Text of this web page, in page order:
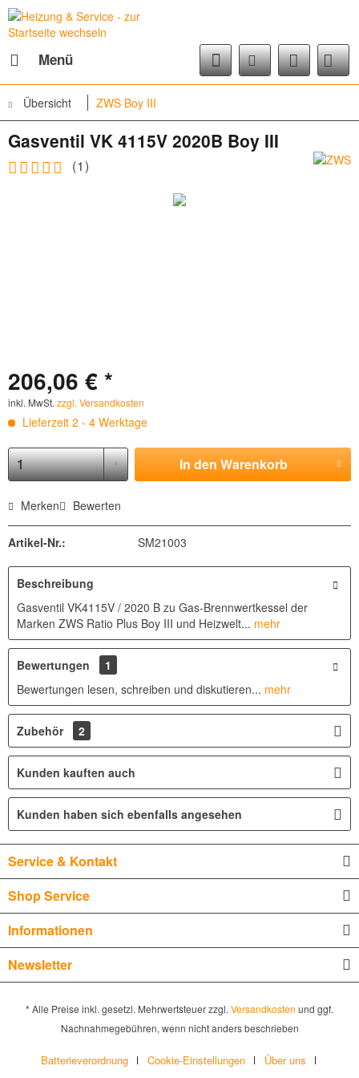
Menü
Übersicht ZWS Boy III
Gasventil VK 4115V 2020B Boy III
(1)
206,06 € *
inkl. MwSt. zzgl. Versandkosten
Lieferzeit 2 - 4 Werktage
In denWarenkorb
Merken Bewerten
Artikel-Nr.: SM21003
Beschreibung
Gasventil VK4115V / 2020 B zu Gas-Brennwertkessel der
Marken ZWS Ratio Plus Boy III und Heizwelt... mehr
Bewertungen
1
Bewertungen lesen, schreiben und diskutieren... mehr
Zubehör 2
Kunden kauften auch
Kunden haben sich ebenfalls angesehen
Service & Kontakt
Shop Service
Informationen
Newsletter
* Alle Preise inkl. gesetzl. Mehrwertsteuer zzgl. Versandkosten und ggf.
Nachnahmegebühren, wenn nicht anders beschrieben
Batterieverordnung Cookie-Einstellungen Über uns